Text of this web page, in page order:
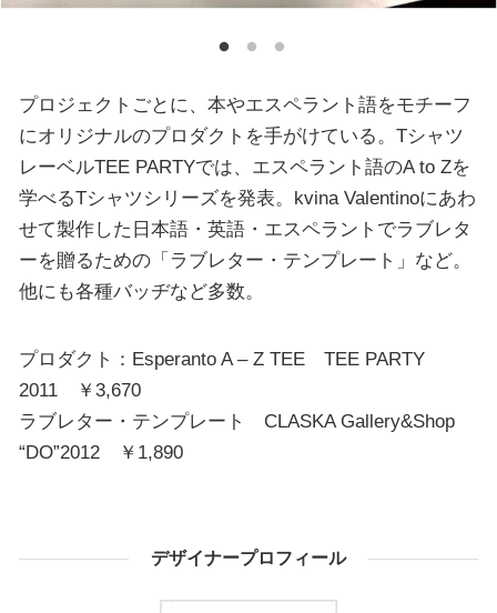
プロジェクトごとに、本やエスペラント語をモチーフ
にオリジナルのプロダクトを手がけている。Tシャツ
レーベルTEE PARTYでは、エスペラント語のA to Zを
学べるTシャツシリーズを発表。kvina Valentinoにあわ
せて製作した日本語・英語・エスペラントでラブレタ
ーを贈るための「ラブレター・テンプレート」など。
他にも各種バッヂなど多数。
プロダクト：Esperanto A – Z TEE TEE PARTY
2011 ￥3,670
ラブレター・テンプレート CLASKA Gallery&Shop
“DO”2012 ￥1,890
デザイナープロフィール